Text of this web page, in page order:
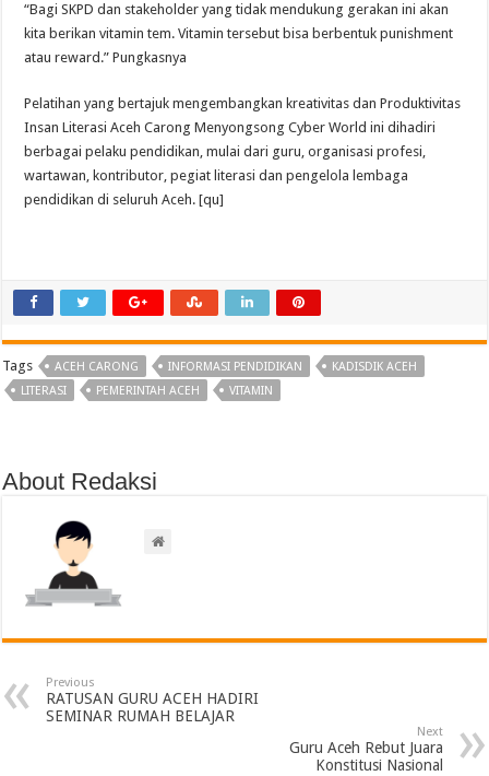
“Bagi SKPD dan stakeholder yang tidak mendukung gerakan ini akan
kita berikan vitamin tem. Vitamin tersebut bisa berbentuk punishment
atau reward.” Pungkasnya
Pelatihan yang bertajuk mengembangkan kreativitas dan Produktivitas
Insan Literasi Aceh Carong Menyongsong Cyber World ini dihadiri
berbagai pelaku pendidikan, mulai dari guru, organisasi profesi,
wartawan, kontributor, pegiat literasi dan pengelola lembaga
pendidikan di seluruh Aceh. [qu]
Tags ACEH CARONG INFORMASI PENDIDIKAN
KADISDIK ACEH
LITERASI
PEMERINTAH ACEH VITAMIN
About Redaksi
Previous
RATUSAN GURU ACEH HADIRI
SEMINAR RUMAH BELAJAR
Next
Guru Aceh Rebut Juara
Konstitusi Nasional